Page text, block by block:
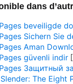
dans
beveiligde
Sichern Sie
Aman
güvenli indir
Защитный
The Eight